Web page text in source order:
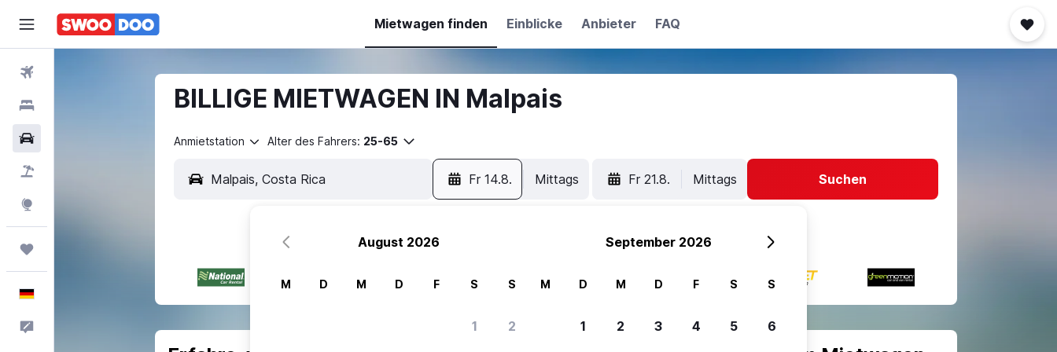
Mietwagen finden Einblicke Anbieter FAQ
BILLIGE MIETWAGEN IN Malpais
Anmietstation Alter des Fahrers: 25-65
Fr 14.8. Mittags Fr 21.8. Mittags Suchen
August 2026
M D M D F S S
1 2
September 2026
M D M D F S S
1 2 3 4 5 6